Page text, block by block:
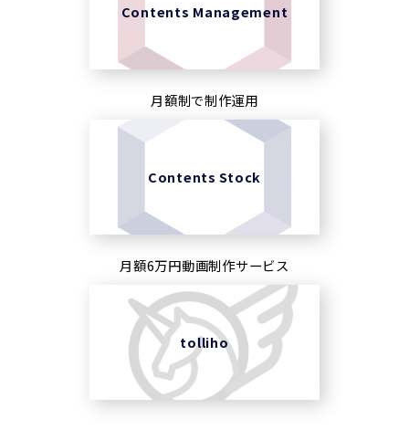
Contents Management
月額制で制作運用
Contents Stock
月額6万円動画制作サービス
tolliho